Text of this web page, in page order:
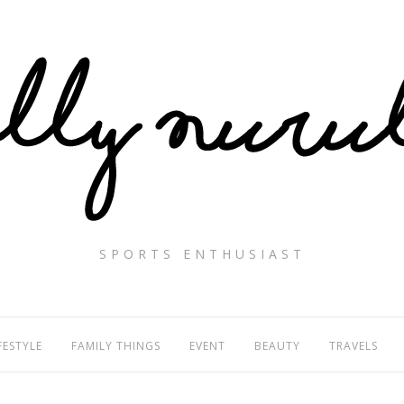
SPORTS ENTHUSIAST
FAMILY THINGS EVENT BEAUTY TRAVELS